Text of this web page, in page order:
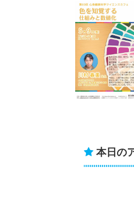
本日の